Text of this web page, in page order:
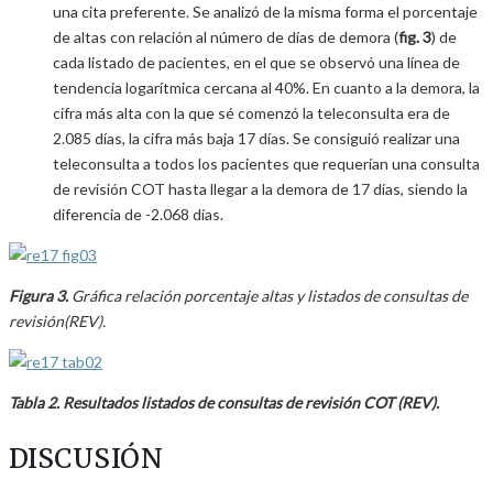
una cita preferente. Se analizó de la misma forma el porcentaje
de altas con relación al número de días de demora (fig. 3) de
cada listado de pacientes, en el que se observó una línea de
tendencia logarítmica cercana al 40%. En cuanto a la demora, la
cifra más alta con la que sé comenzó la teleconsulta era de
2.085 días, la cifra más baja 17 días. Se consiguió realizar una
teleconsulta a todos los pacientes que requerían una consulta
de revisión COT hasta llegar a la demora de 17 días, siendo la
diferencia de -2.068 días.
Figura 3. Gráfica relación porcentaje altas y listados de consultas de
revisión(REV).
Tabla 2. Resultados listados de consultas de revisión COT (REV).
DISCUSIÓN